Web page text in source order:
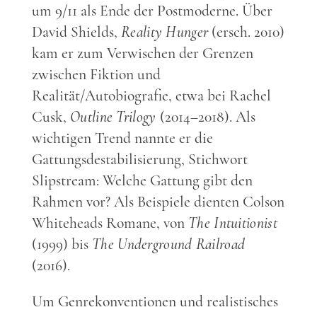
um 9/11 als Ende der Postmoderne. Über
David Shields, Reality Hunger(ersch. 2010)
kam er zum Verwischen der Grenzen
zwischen Fiktion und
Realität/Autobiografie, etwa bei Rachel
Cusk, Outline Trilogy (2014–2018). Als
wichtigen Trend nannte er die
Gattungsdestabilisierung, Stichwort
Slipstream: Welche Gattung gibt den
Rahmen vor? Als Beispiele dienten Colson
Whiteheads Romane, von The Intuitionist
(1999) bis The Underground Railroad
(2016).
Um Genrekonventionen und realistisches